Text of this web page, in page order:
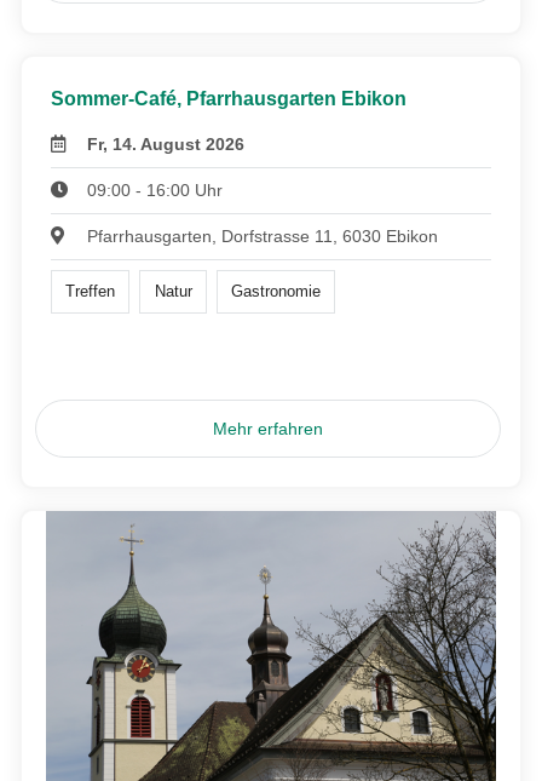
Sommer-Café, Pfarrhausgarten Ebikon
Fr, 14. August 2026
09:00 - 16:00 Uhr
Pfarrhausgarten, Dorfstrasse 11, 6030 Ebikon
Treffen Natur Gastronomie
Mehr erfahren